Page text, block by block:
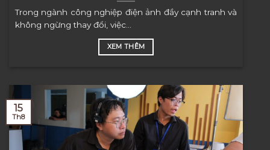
Trong ngành công nghiệp điện ảnh đầy cạnh tranh và
không ngừng thay đổi, việc...
XEM THÊM
15
Th8